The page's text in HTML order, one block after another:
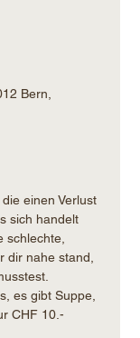
Bern,
einen Verlust
sich handelt
schlechte,
dir nahe stand,
es gibt Suppe,
CHF 10.-